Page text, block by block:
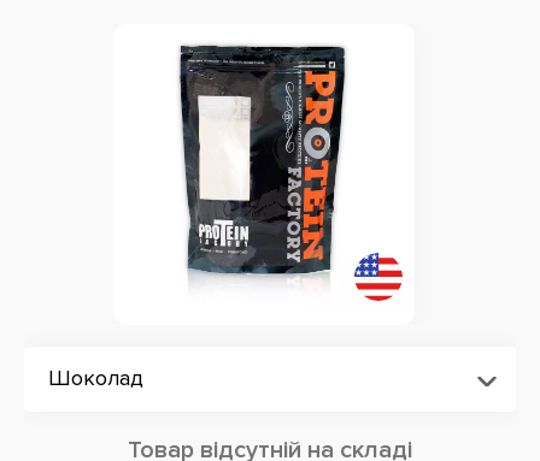
Шоколад
Товар відсутній на складі